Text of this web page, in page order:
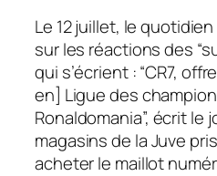
Le 12 juillet, le
sur les réactions des
qui s’écrient :“CR7,
en] Ligue des
Ronaldomania”, écrit le
magasins de la Juve
acheter le maillot